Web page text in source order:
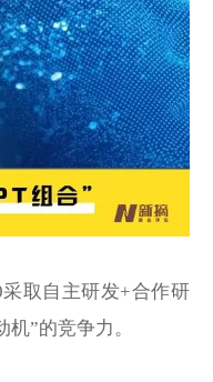
取自主研发+合作研
”的竞争力。